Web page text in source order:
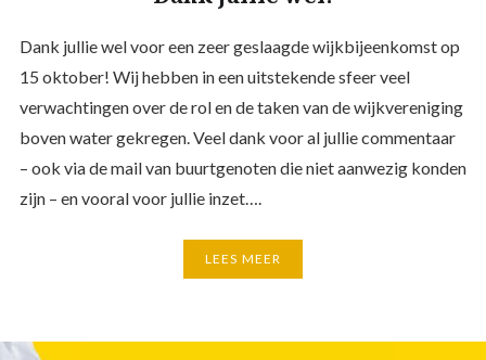
Dank jullie wel voor een zeer geslaagde wijkbijeenkomst op
15 oktober! Wij hebben in een uitstekende sfeer veel
verwachtingen over de rol en de taken van de wijkvereniging
boven water gekregen. Veel dank voor al jullie commentaar
– ook via de mail van buurtgenoten die niet aanwezig konden
zijn – en vooral voor jullie inzet….
LEES MEER